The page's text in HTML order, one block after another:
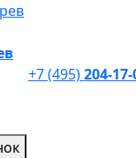
+7 (495)204-17-